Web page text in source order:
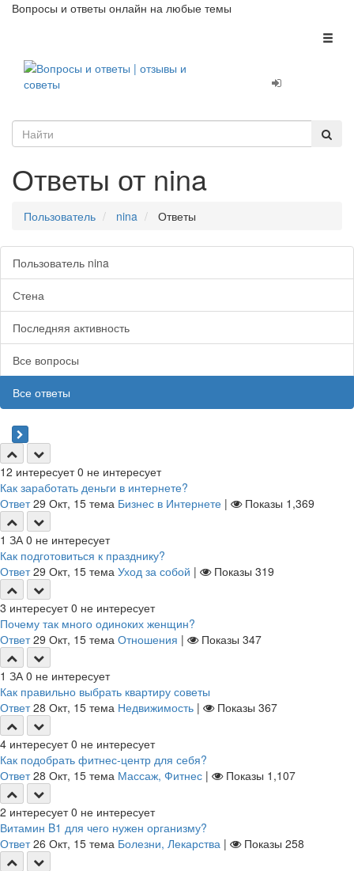
Вопросы и ответы онлайн на любые темы
Ответы от nina
Пользователь nina Ответы
Пользователь nina
Стена
Последняя активность
Все вопросы
Все ответы
12 интересует 0 не интересует
Как заработать деньги в интернете?
Ответ 29 Окт, 15 тема Бизнес в Интернете | Показы 1,369
1 ЗА 0 не интересует
Как подготовиться к празднику?
Ответ 29 Окт, 15 тема Уход за собой | Показы 319
3 интересует 0 не интересует
Почему так много одиноких женщин?
Ответ 29 Окт, 15 тема Отношения | Показы 347
1 ЗА 0 не интересует
Как правильно выбрать квартиру советы
Ответ 28 Окт, 15 тема Недвижимость | Показы 367
4 интересует 0 не интересует
Как подобрать фитнес-центр для себя?
Ответ 28 Окт, 15 тема Массаж, Фитнес | Показы 1,107
2 интересует 0 не интересует
Витамин B1 для чего нужен организму?
Ответ 26 Окт, 15 тема Болезни, Лекарства | Показы 258